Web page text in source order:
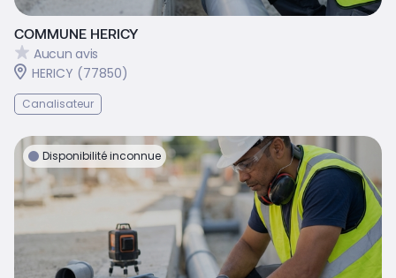
COMMUNE HERICY
Aucun avis
HERICY (77850)
Canalisateur
Disponibilité inconnue